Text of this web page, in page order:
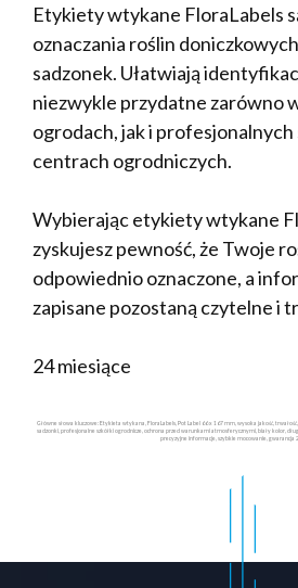
Etykiety wtykane FloraLabels
oznaczania roślin
sadzonek. Ułatwiają
niezwykle przydatne zarówno
ogrodach, jak i profesjonalnych
centrach ogrodniczych.
Wybierając etykiety wtykane
zyskujesz pewność, że Twoje
odpowiednio oznaczone, a
zapisane pozostaną czytelne i
24 miesiące
Główne słowa kluczowe: Etykieta wtykana, FloraLabels, Pot Label 66 x 167 mm, wysoka jakość,
sadzonki, profesjonalne szkółki ogrodnicze, ochrona przed warunkami atmosferycznymi, biały kolor,
precyzyjne informacje, szybkie mocowanie, gwarancja